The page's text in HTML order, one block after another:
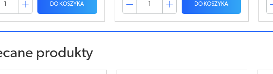
DO KOSZYKA DO KOSZYKA
produkty